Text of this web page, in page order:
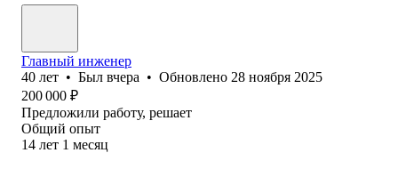
Главный инженер
40 лет • Был вчера • Обновлено 28 ноября 2025
200 000 ₽
Предложили работу, решает
Общий опыт
14 лет 1 месяц